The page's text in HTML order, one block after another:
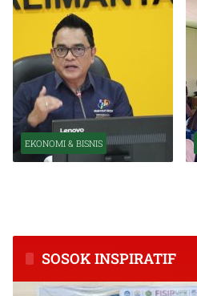
EKONOMI & BISNIS
SOSOK INSPIRATIF